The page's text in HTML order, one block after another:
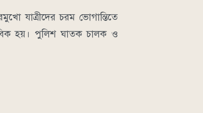
যাত্রীদের চরম ভোগান্তিতে
হয়। পুলিশ ঘাতক চালক ও